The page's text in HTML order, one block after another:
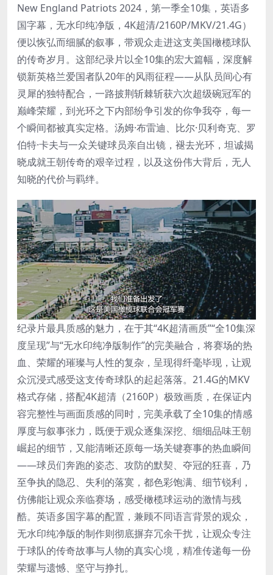
New England Patriots 2024，第一季全10集，英语多
国字幕，无水印纯净版，4K超清/2160P/MKV/21.4G）
便以恢弘而细腻的叙事，带观众走进这支美国橄榄球队
的传奇岁月。这部纪录片以全10集的宏大篇幅，深度解
锁新英格兰爱国者队20年的风雨征程——从队员间心有
灵犀的独特配合，一路披荆斩棘斩获六次超级碗冠军的
巅峰荣耀，到光环之下内部纷争引发的你争我夺，每一
个瞬间都被真实定格。汤姆·布雷迪、比尔·贝利奇克、罗
伯特·卡夫与一众关键球员亲自出镜，褪去光环，坦诚揭
晓成就王朝传奇的艰辛过程，以及这份伟大背后，无人
知晓的代价与羁绊。
纪录片最具质感的魅力，在于其“4K超清画质”“全10集深
度呈现”与“无水印纯净版制作”的完美融合，将赛场的热
血、荣耀的璀璨与人性的复杂，呈现得纤毫毕现，让观
众沉浸式感受这支传奇球队的起起落落。21.4G的MKV
格式存储，搭配4K超清（2160P）极致画质，在保证内
容完整性与画面质感的同时，完美承载了全10集的情感
厚度与叙事张力，既便于观众逐集深挖、细细品味王朝
崛起的细节，又能清晰还原每一场关键赛事的热血瞬间
——球员们奔跑的姿态、攻防的默契、夺冠的狂喜，乃
至争执的隐忍、失利的落寞，都色彩饱满、细节锐利，
仿佛能让观众亲临赛场，感受橄榄球运动的激情与残
酷。英语多国字幕的配置，兼顾不同语言背景的观众，
无水印纯净版的制作则彻底摒弃冗余干扰，让观众专注
于球队的传奇故事与人物的真实心境，精准传递每一份
荣耀与遗憾、坚守与挣扎。